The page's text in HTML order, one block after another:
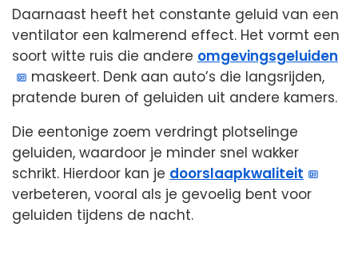
Daarnaast heeft het constante geluid van een
ventilator een kalmerend effect. Het vormt een
soort witte ruis die andere omgevingsgeluiden
maskeert. Denk aan auto’s die langsrijden,
pratende buren of geluiden uit andere kamers.
Die eentonige zoem verdringt plotselinge
geluiden, waardoor je minder snel wakker
schrikt. Hierdoor kan je doorslaapkwaliteit
verbeteren, vooral als je gevoelig bent voor
geluiden tijdens de nacht.